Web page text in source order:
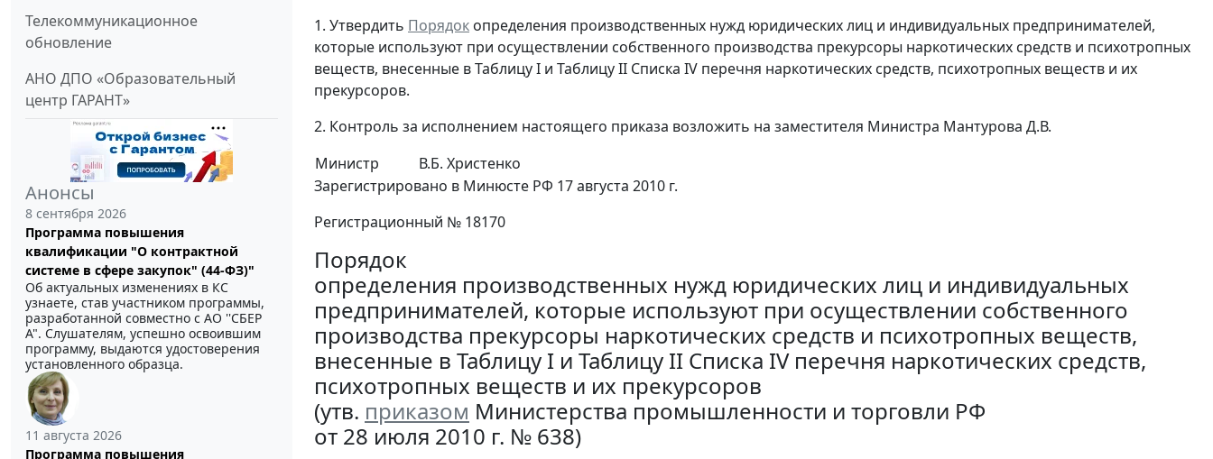
Телекоммуникационное
обновление
АНО ДПО «Образовательный
центр ГАРАНТ»
Анонсы
8 сентября 2026
Программа повышения
квалификации "О контрактной
системе в сфере закупок" (44-ФЗ)"
Об актуальных изменениях в КС
узнаете, став участником программы,
разработанной совместно с АО ''СБЕР
А". Слушателям, успешно освоившим
программу, выдаются удостоверения
установленного образца.
11 августа 2026
Программа повышения
1. Утвердить Порядок определения производственных нужд юридических лиц и индивидуальных предпринимателей,
которые используют при осуществлении собственного производства прекурсоры наркотических средств и психотропных
веществ, внесенные в Таблицу I и Таблицу II Списка IV перечня наркотических средств, психотропных веществ и их
прекурсоров.
2. Контроль за исполнением настоящего приказа возложить на заместителя Министра Мантурова Д.В.
Министр
В.Б. Христенко
Зарегистрировано в Минюсте РФ 17 августа 2010 г.
Регистрационный № 18170
Порядок
определения производственных нужд юридических лиц и индивидуальных
предпринимателей, которые используют при осуществлении собственного
производства прекурсоры наркотических средств и психотропных веществ,
внесенные в Таблицу I и Таблицу II Списка IV перечня наркотических средств,
психотропных веществ и их прекурсоров
(утв. приказом Министерства промышленности и торговли РФ
от 28 июля 2010 г. № 638)